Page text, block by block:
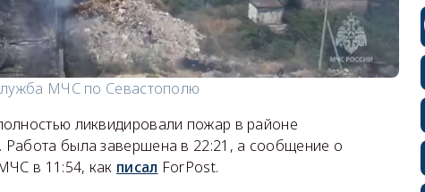
МЧС по Севастополю
ликвидировали пожар в районе
была завершена в 22:21, а сообщение о
в 11:54, как писал ForPost.